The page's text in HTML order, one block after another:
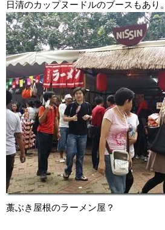
日清のカップヌードルのブースもあり。
藁ぶき屋根のラーメン屋？